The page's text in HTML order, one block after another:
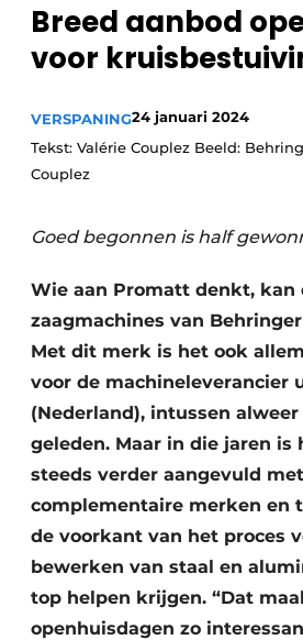
Vacature aanmelden
Vacatures
Breed aanbod
voor
VERSPANING24 januari 2024
Tekst: Valérie Couplez Beeld:
Couplez
Goed begonnen is half
Wie aan Promatt denkt, kan
zaagmachines van
Met dit merk is het ook
voor de machineleverancier
(Nederland), intussen
geleden. Maar in die jaren is
steeds verder aangevuld met
complementaire merken en
de voorkant van het proces
bewerken van staal en
top helpen krijgen. “Dat
openhuisdagen zo